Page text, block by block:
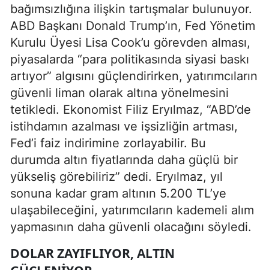
bağımsızlığına ilişkin tartışmalar bulunuyor.
ABD Başkanı Donald Trump’ın, Fed Yönetim
Kurulu Üyesi Lisa Cook’u görevden alması,
piyasalarda “para politikasında siyasi baskı
artıyor” algısını güçlendirirken, yatırımcıların
güvenli liman olarak altına yönelmesini
tetikledi. Ekonomist Filiz Eryılmaz, “ABD’de
istihdamın azalması ve işsizliğin artması,
Fed’i faiz indirimine zorlayabilir. Bu
durumda altın fiyatlarında daha güçlü bir
yükseliş görebiliriz” dedi. Eryılmaz, yıl
sonuna kadar gram altının 5.200 TL’ye
ulaşabileceğini, yatırımcıların kademeli alım
yapmasının daha güvenli olacağını söyledi.
DOLAR ZAYIFLIYOR, ALTIN